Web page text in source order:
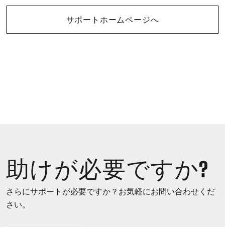
サポートホームページへ
助けが必要ですか?
さらにサポートが必要ですか？お気軽にお問い合わせくだ
さい。